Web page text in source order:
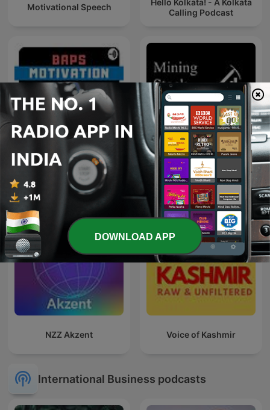
Motivational Speech
Calling Podcast
BAPS Motivation Mining Stock Education
NZZ Akzent Voice of Kashmir
International Business podcasts
DOWNLOAD APP